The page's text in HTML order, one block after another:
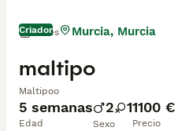
Criador
5 semanas
Edad
2 1
Sexo
1100 €
Precio
maltipo
Maltipoo
1 mes Murcia, Murcia